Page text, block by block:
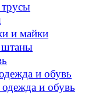
и майки
и обувь
и обувь